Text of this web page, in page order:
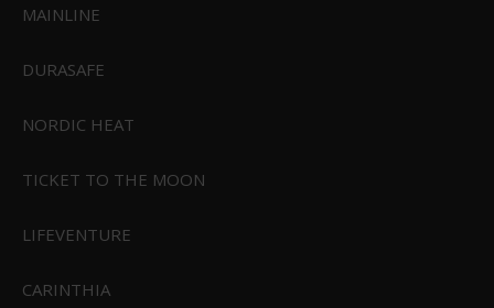
MAINLINE
DURASAFE
NORDIC HEAT
TICKET TO THE MOON
LIFEVENTURE
CARINTHIA